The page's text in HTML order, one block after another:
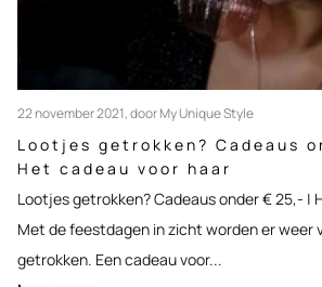
22 november 2021, door My Unique Style
Lootjes getrokken? Cadeaus
Het cadeau voor haar
Lootjes getrokken? Cadeaus onder € 25,- |
Met de feestdagen in zicht worden er weer
getrokken. Een cadeau voor...